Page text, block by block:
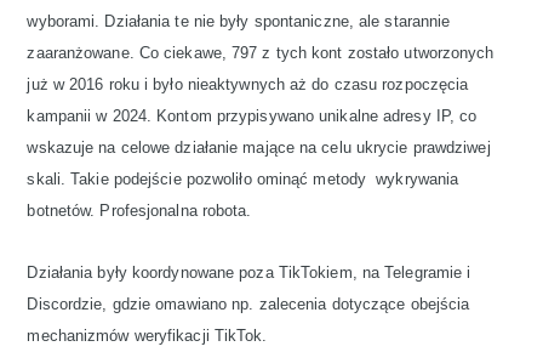
wyborami. Działania te nie były spontaniczne, ale starannie
zaaranżowane. Co ciekawe, 797 z tych kont zostało utworzonych
już w 2016 roku i było nieaktywnych aż do czasu rozpoczęcia
kampanii w 2024. Kontom przypisywano unikalne adresy IP, co
wskazuje na celowe działanie mające na celu ukrycie prawdziwej
skali. Takie podejście pozwoliło ominąć metody wykrywania
botnetów. Profesjonalna robota.
Działania były koordynowane poza TikTokiem, na Telegramie i
Discordzie, gdzie omawiano np. zalecenia dotyczące obejścia
mechanizmów weryfikacji TikTok.